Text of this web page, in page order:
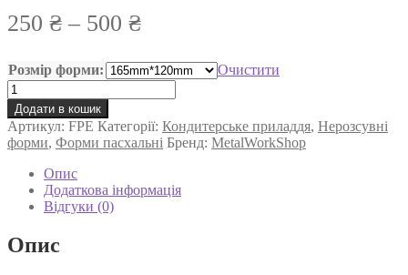
250 ₴ – 500 ₴Діапазон
від
250 ₴
до
500 ₴
Розмір форми:
Очистити
Нерозсувна
форма
для
випікання
ОВАЛ
кількість
Додати в кошик
Артикул: FPE Категорії: Кондитерське приладдя, Нерозсувні
форми, Форми пасхальні Бренд: MetalWorkShop
Опис
Додаткова інформація
Відгуки (0)
Опис